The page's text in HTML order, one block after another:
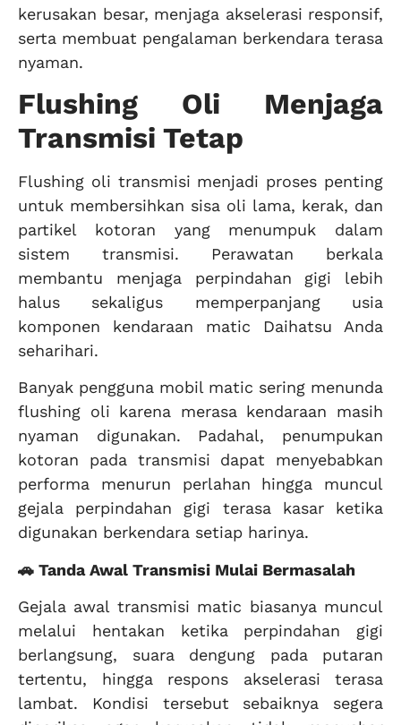
kerusakan besar, menjaga akselerasi responsif,
serta membuat pengalaman berkendara terasa
nyaman.
Flushing Oli Menjaga
Transmisi Tetap
Flushing oli transmisi menjadi proses penting
untuk membersihkan sisa oli lama, kerak, dan
partikel kotoran yang menumpuk dalam
sistem transmisi. Perawatan berkala
membantu menjaga perpindahan gigi lebih
halus sekaligus memperpanjang usia
komponen kendaraan matic Daihatsu Anda
seharihari.
Banyak pengguna mobil matic sering menunda
flushing oli karena merasa kendaraan masih
nyaman digunakan. Padahal, penumpukan
kotoran pada transmisi dapat menyebabkan
performa menurun perlahan hingga muncul
gejala perpindahan gigi terasa kasar ketika
digunakan berkendara setiap harinya.
🚗 Tanda Awal Transmisi Mulai Bermasalah
Gejala awal transmisi matic biasanya muncul
melalui hentakan ketika perpindahan gigi
berlangsung, suara dengung pada putaran
tertentu, hingga respons akselerasi terasa
lambat. Kondisi tersebut sebaiknya segera